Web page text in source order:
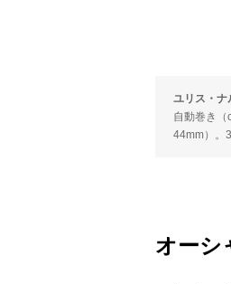
ユリス・ナ
自動巻き
44mm）。
オーシ